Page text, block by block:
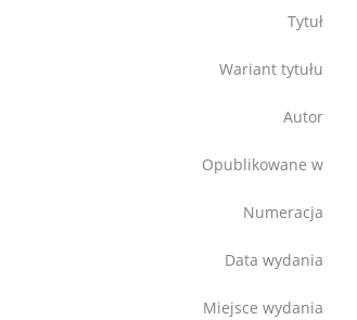
Tytuł
Wariant tytułu
Autor
Opublikowane w
Numeracja
Data wydania
Miejsce wydania